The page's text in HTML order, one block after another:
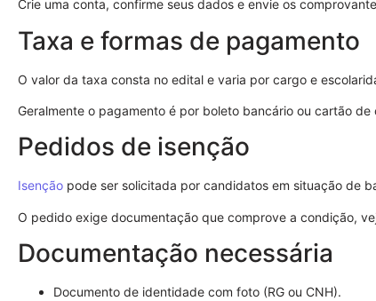
Crie uma conta, confirme seus dados e envie os
Taxa e formas de pagamento
O valor da taxa consta no edital e varia por cargo e
Geralmente o pagamento é por boleto bancário ou cartão de
Pedidos de isenção
Isenção pode ser solicitada por candidatos em situação de
O pedido exige documentação que comprove a condição,
Documentação necessária
Documento de identidade com foto (RG ou CNH).